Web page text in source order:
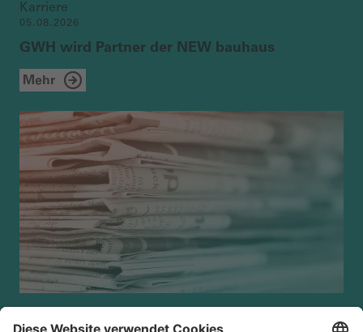
Karriere
05.08.2026
GWH wird Partner der NEW bauhaus
Mehr